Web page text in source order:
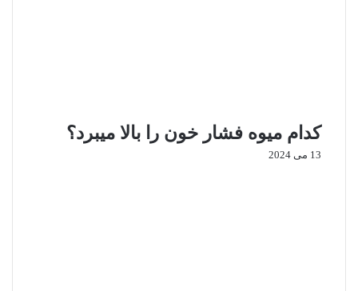
کدام میوه فشار خون را بالا میبرد؟
13 می 2024